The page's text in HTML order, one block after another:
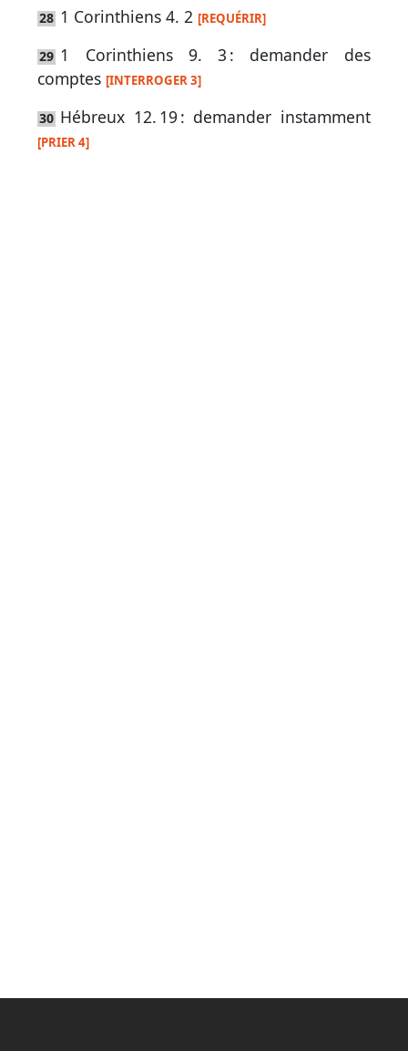
28 1 Corinthiens 4. 2 [REQUÉRIR]
29 1 Corinthiens 9. 3 : demander des
comptes [INTERROGER 3]
30 Hébreux 12. 19: demander instamment
[PRIER 4]